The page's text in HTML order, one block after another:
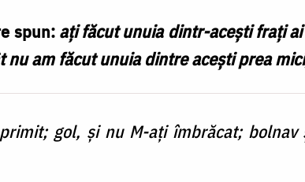
spun: aţi făcut unuia dintr-aceşti fraţi
nu am făcut unuia dintre aceşti prea
gol, şi nu M-aţi îmbrăcat;